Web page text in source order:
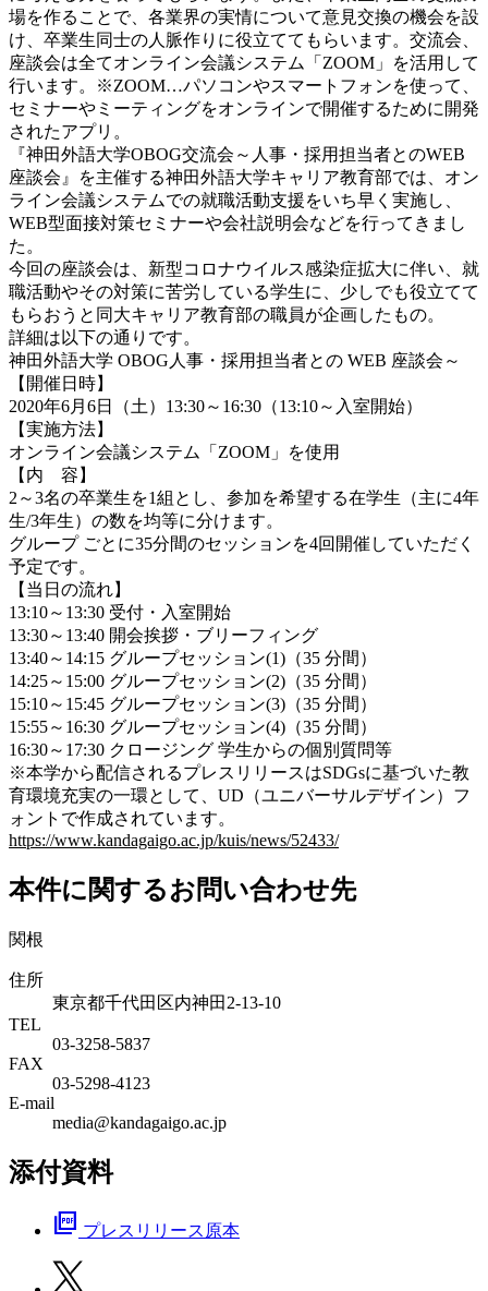
場を作ることで、各業界の実情について意見交換の機会を設
け、卒業生同士の人脈作りに役立ててもらいます。交流会、
座談会は全てオンライン会議システム「ZOOM」を活用して
行います。※ZOOM…パソコンやスマートフォンを使って、
セミナーやミーティングをオンラインで開催するために開発
されたアプリ。
『神田外語大学OBOG交流会～人事・採用担当者とのWEB
座談会』を主催する神田外語大学キャリア教育部では、オン
ライン会議システムでの就職活動支援をいち早く実施し、
WEB型面接対策セミナーや会社説明会などを行ってきまし
た。
今回の座談会は、新型コロナウイルス感染症拡大に伴い、就
職活動やその対策に苦労している学生に、少しでも役立てて
もらおうと同大キャリア教育部の職員が企画したもの。
詳細は以下の通りです。
神田外語大学 OBOG人事・採用担当者との WEB 座談会～
【開催日時】
2020年6月6日（土）13:30～16:30（13:10～入室開始）
【実施方法】
オンライン会議システム「ZOOM」を使用
【内 容】
2～3名の卒業生を1組とし、参加を希望する在学生（主に4年
生/3年生）の数を均等に分けます。
グループ ごとに35分間のセッションを4回開催していただく
予定です。
【当日の流れ】
13:10～13:30 受付・入室開始
13:30～13:40 開会挨拶・ブリーフィング
13:40～14:15 グループセッション(1)（35 分間）
14:25～15:00 グループセッション(2)（35 分間）
15:10～15:45 グループセッション(3)（35 分間）
15:55～16:30 グループセッション(4)（35 分間）
16:30～17:30 クロージング 学生からの個別質問等
※本学から配信されるプレスリリースはSDGsに基づいた教
育環境充実の一環として、UD（ユニバーサルデザイン）フ
ォントで作成されています。
https://www.kandagaigo.ac.jp/kuis/news/52433/
本件に関するお問い合わせ先
関根
住所
東京都千代田区内神田2-13-10
TEL
03-3258-5837
FAX
03-5298-4123
E-mail
media@kandagaigo.ac.jp
添付資料
picture_as_pdf プレスリリース原本